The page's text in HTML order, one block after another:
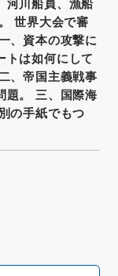
河川船員、漁船
世界大会で審
、資本の攻撃に
トは如何にして
、帝国主義戦事
題。 三、国際海
の手紙でもつ